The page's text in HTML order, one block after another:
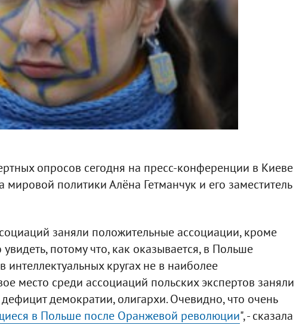
опросов сегодня на пресс-конференции в Киеве
политики Алёна Гетманчук и его заместитель
заняли положительные ассоциации, кроме
потому что, как оказывается, в Польше
интеллектуальных кругах не в наиболее
место среди ассоциаций польских экспертов заняли
демократии, олигархи. Очевидно, что очень
в Польше после Оранжевой революции", - сказала